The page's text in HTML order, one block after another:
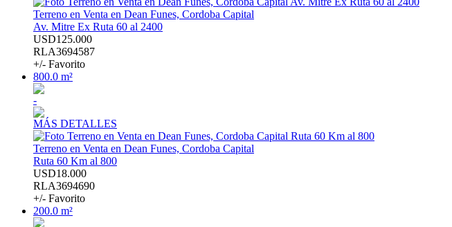
Terreno en Venta en Dean Funes, Cordoba Capital
Av. Mitre Ex Ruta 60 al 2400
USD125.000
RLA3694587
+/- Favorito
800.0 m²
-
MÁS DETALLES
Terreno en Venta en Dean Funes, Cordoba Capital
Ruta 60 Km al 800
USD18.000
RLA3694690
+/- Favorito
200.0 m²